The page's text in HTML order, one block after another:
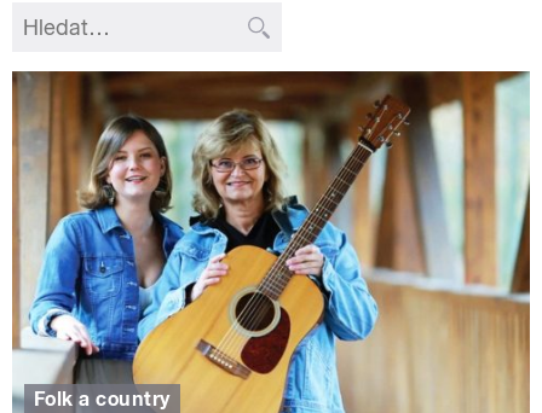
Folk a country